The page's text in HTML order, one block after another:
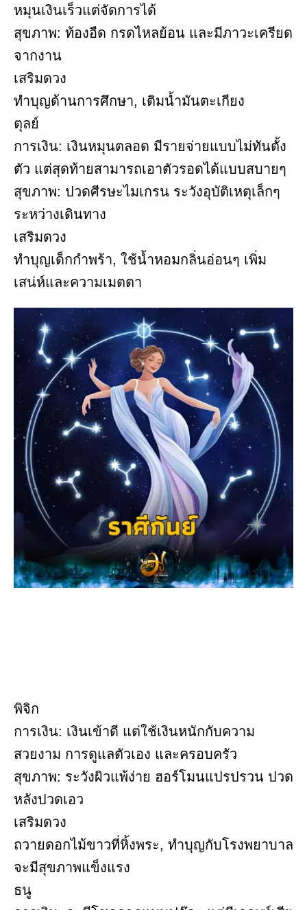
หมุนเงินเร็วแต่จัดการได้
สุขภาพ: ท้องอืด กรดไหลย้อน และมีภาวะเครียด
จากงาน
เสริมดวง
ทำบุญด้านการศึกษา, เติมน้ำมันตะเกียง
ตุลย์
การเงิน: เงินหมุนตลอด มีรายจ่ายแบบไม่ทันตั้ง
ตัว แต่สุดท้ายสามารถเอาตัวรอดได้แบบสบายๆ
สุขภาพ: ปวดศีรษะไมเกรน ระวังอุบัติเหตุเล็กๆ
ระหว่างเดินทาง
เสริมดวง
ทำบุญเด็กกำพร้า, ใช้น้ำหอมกลิ่นอ่อนๆ เพิ่ม
เสน่ห์และความเมตตา
พิจิก
การเงิน: เงินเข้าดี แต่ใช้เงินหนักกับความ
สวยงาม การดูแลตัวเอง และครอบครัว
สุขภาพ: ระวังผิวแพ้ง่าย ฮอร์โมนแปรปรวน ปวด
หลังปวดเอว
เสริมดวง
ถวายดอกไม้ขาวที่หิ้งพระ, ทำบุญกับโรงพยาบาล
จะมีสุขภาพแข็งแรง
ธนู